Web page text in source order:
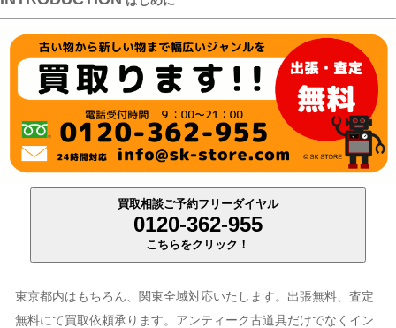
買取相談ご予約フリーダイヤル
0120-362-955
こちらをクリック！
東京都内はもちろん、関東全域対応いたします。出張無料、査定
無料にて買取依頼承ります。アンティーク古道具だけでなくイン